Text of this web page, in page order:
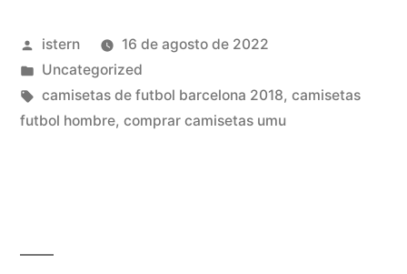
2020»
Publicado
por
istern
16 de agosto de 2022
Publicado
en
Uncategorized
Etiquetas:
camisetas de futbol barcelona 2018, camisetas
futbol hombre, comprar camisetas umu